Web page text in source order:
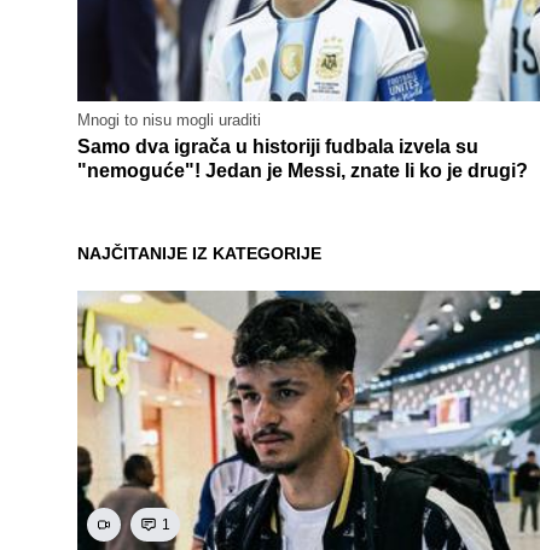
Mnogi to nisu mogli uraditi
Samo dva igrača u historiji fudbala izvela su
"nemoguće"! Jedan je Messi, znate li ko je drugi?
NAJČITANIJE IZ KATEGORIJE
1